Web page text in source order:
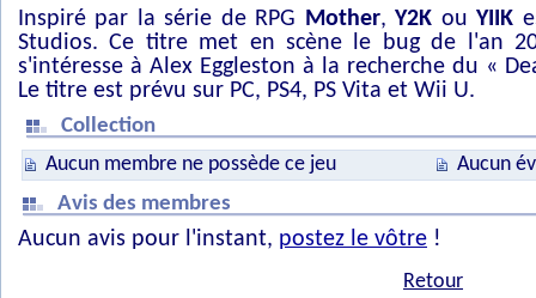
Inspiré par la série de RPG Mother,Y2K ouYIIK
Studios. Ce titre met en scène le bug de l'an
s'intéresse à Alex Eggleston à la recherche du «
Le titre est prévu sur PC, PS4, PS Vita et Wii U.
Collection
Aucun membre ne possède ce jeu
Aucun
Avis des membres
Aucun avis pour l'instant, postez le vôtre !
Retour